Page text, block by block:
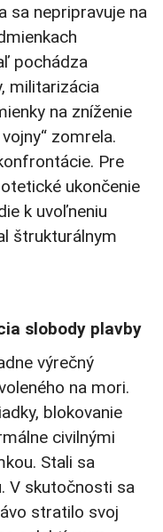
sa nepripravuje na
pochádza
militarizácia
na zníženie
zomrela.
Pre
ukončenie
k uvoľneniu
štrukturálnym
slobody plavby
výrečný
na mori.
blokovanie
civilnými
Stali sa
V skutočnosti sa
stratilo svoj